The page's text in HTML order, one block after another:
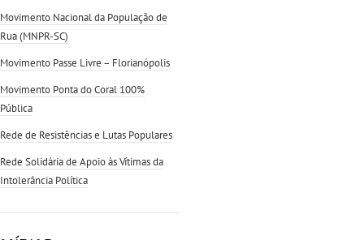
Movimento Nacional da População de
Rua (MNPR-SC)
Movimento Passe Livre – Florianópolis
Movimento Ponta do Coral 100%
Pública
Rede de Resistências e Lutas Populares
Rede Solidária de Apoio às Vítimas da
Intolerância Política